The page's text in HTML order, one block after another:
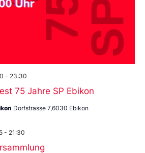
75 Jahre SP Ebikon
- 23:30
Dorfstrasse 7,6030 Ebikon
- 21:30